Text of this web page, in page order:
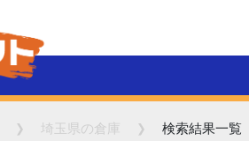
埼玉県の倉庫 検索結果一覧